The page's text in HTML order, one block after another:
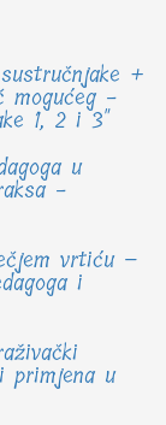
+
mogućeg -
1, 2 i 3"
u
-
vrtiću –
i
u